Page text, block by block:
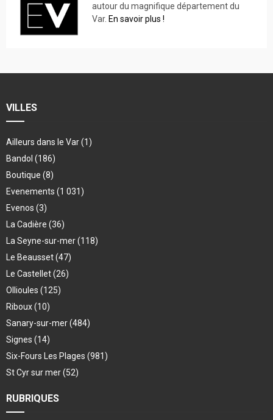
autour du magnifique département du
Var. En savoir plus !
VILLES
Ailleurs dans le Var(1)
Bandol (186)
Boutique (8)
Evenements (1 031)
Evenos (3)
La Cadière (36)
La Seyne-sur-mer(118)
Le Beausset(47)
Le Castellet(26)
Ollioules (125)
Riboux(10)
Sanary-sur-mer(484)
Signes (14)
Six-Fours Les Plages (981)
St Cyr sur mer(52)
RUBRIQUES